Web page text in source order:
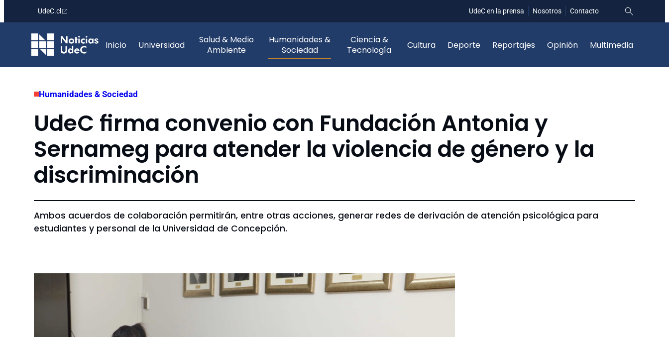
contenido
UdeC.cl UdeC en la prensa Nosotros Contacto
Inicio Universidad
Salud & Medio
Ambiente
Humanidades &
Sociedad
Ciencia &
Tecnología
Cultura Deporte Reportajes Opinión Multimedia
Humanidades & Sociedad
UdeC firma convenio con Fundación Antonia y
Sernameg para atender la violencia de género y la
discriminación
Ambos acuerdos de colaboración permitirán, entre otras acciones, generar redes de derivación de atención psicológica para
estudiantes y personal de la Universidad de Concepción.